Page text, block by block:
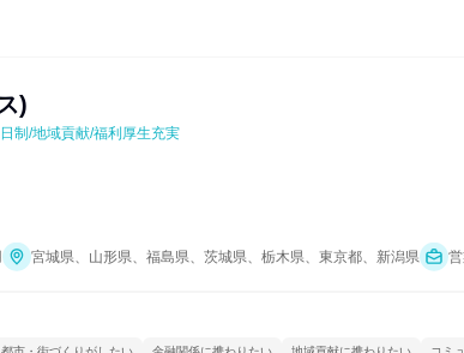
)
制/地域貢献/福利厚生充実
宮城県、山形県、福島県、茨城県、栃木県、東京都、新潟県